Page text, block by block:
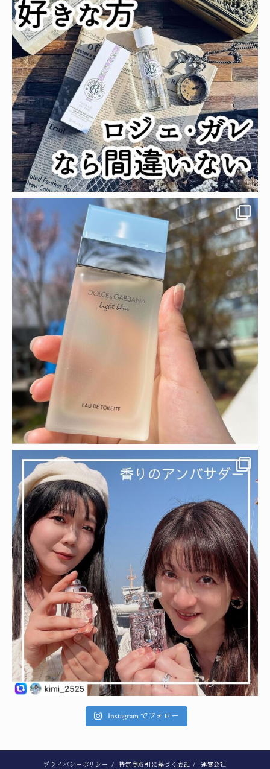
Instagram でフォロー
プライバシーポリシー / 特定商取引に基づく表記 / 運営会社